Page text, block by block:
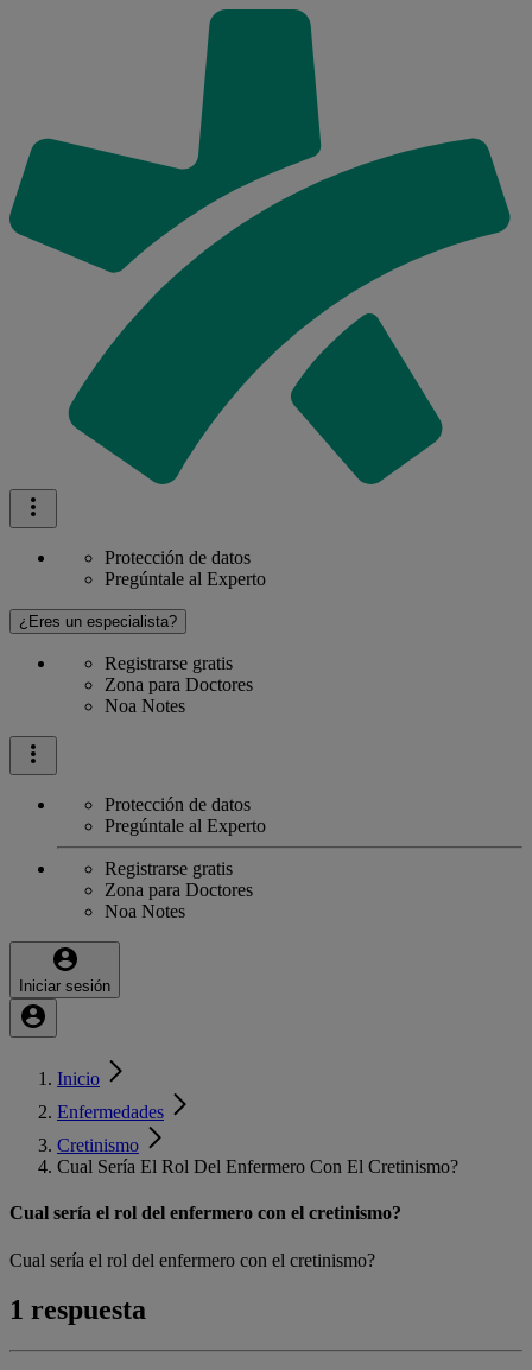
Protección de datos
Pregúntale al Experto
¿Eres un especialista?
Registrarse gratis
Zona para Doctores
Noa Notes
Protección de datos
Pregúntale al Experto
Registrarse gratis
Zona para Doctores
Noa Notes
Iniciar sesión
Inicio
Enfermedades
Cretinismo
Cual Sería El Rol Del Enfermero Con El Cretinismo?
Cual sería el rol del enfermero con el cretinismo?
Cual sería el rol del enfermero con el cretinismo?
1 respuesta